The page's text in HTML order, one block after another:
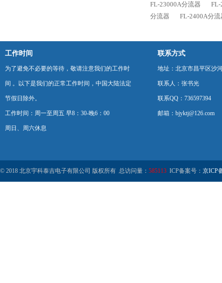
FL-23000A分流器
FL-
分流器
FL-2400A分流
工作时间
为了避免不必要的等待，敬请注意我们的工作时
间 。以下是我们的正常工作时间，中国大陆法定
节假日除外。
工作时间：周一至周五 早8：30-晚6：00
周日、周六休息
联系方式
地址：北京市昌平区沙
联系人：张书光
联系QQ：736597394
邮箱：bjyktj@126.com
© 2018 北京宇科泰吉电子有限公司 版权所有 总访问量： 585113 ICP备案号： 京ICP